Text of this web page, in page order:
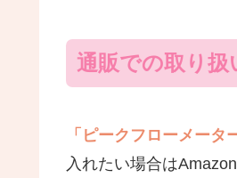
通販での取り扱
「ピークフローメータ
入れたい場合は